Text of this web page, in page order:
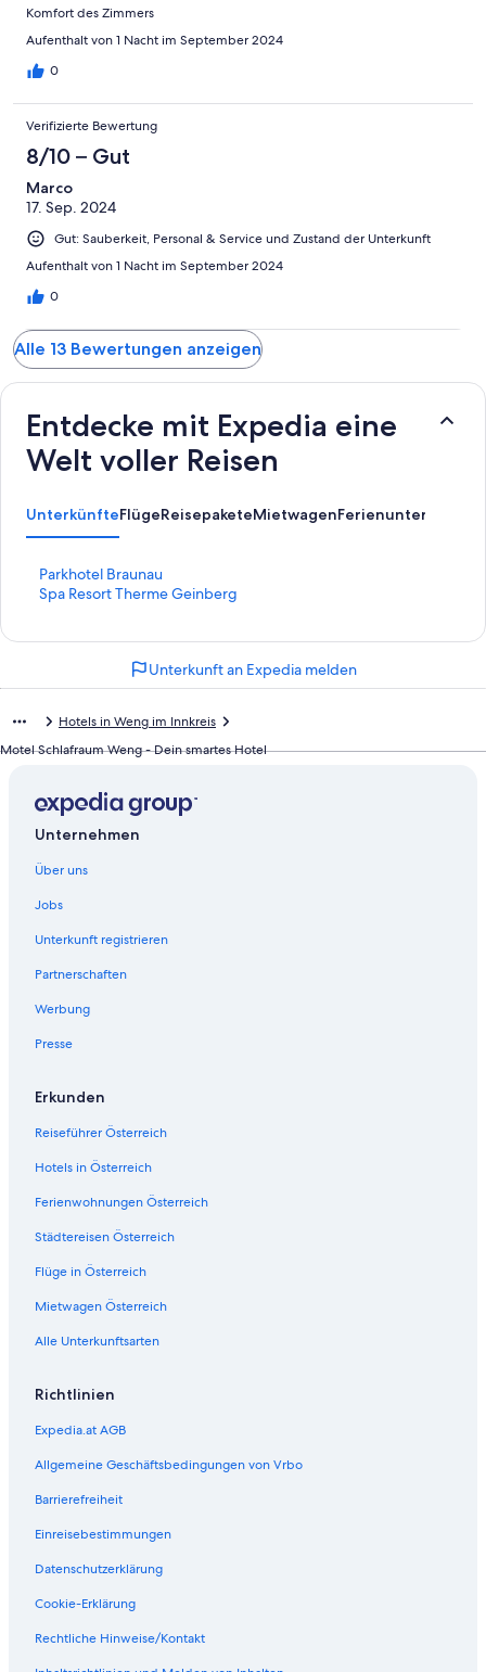
Komfort des Zimmers
Aufenthalt von 1 Nacht im September 2024
0
Verifizierte Bewertung
8/10 – Gut
Marco
17. Sep. 2024
Gut: Sauberkeit, Personal & Service und Zustand der Unterkunft
Aufenthalt von 1 Nacht im September 2024
0
Alle 13 Bewertungen anzeigen
Entdecke mit Expedia eine
Welt voller Reisen
UnterkünfteFlügeReisepaketeMietwagenFerienunterkünfte
Parkhotel Braunau
L
i
e
d
i
o
g
e
d
S
t
ö
n
t
:
P
a
k
o
e
l
a
n
u
Spa Resort Therme Geinberg
L
d
d
f
o
l
g
n
e
e
i
e
f
e
t
:
S
a
e
o
r
h
r
e
G
e
i
b
r
Unterkunft an Expedia melden
Hotels in Weng im Innkreis
Motel Schlafraum Weng - Dein smartes Hotel
Unternehmen
Über uns
Jobs
Unterkunft registrieren
Partnerschaften
Werbung
Presse
Erkunden
Reiseführer Österreich
Hotels in Österreich
Ferienwohnungen Österreich
Städtereisen Österreich
Flüge in Österreich
Mietwagen Österreich
Alle Unterkunftsarten
Richtlinien
Expedia.at AGB
Allgemeine Geschäftsbedingungen von Vrbo
Barrierefreiheit
Einreisebestimmungen
Datenschutzerklärung
Cookie-Erklärung
Rechtliche Hinweise/Kontakt